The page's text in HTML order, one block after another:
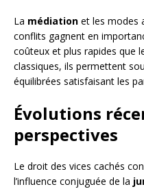
La médiation et les modes
conflits gagnent en
coûteux et plus rapides que
classiques, ils permettent
équilibrées satisfaisant les
Évolutions
perspectives
Le droit des vices cachés
l’influence conjuguée de la